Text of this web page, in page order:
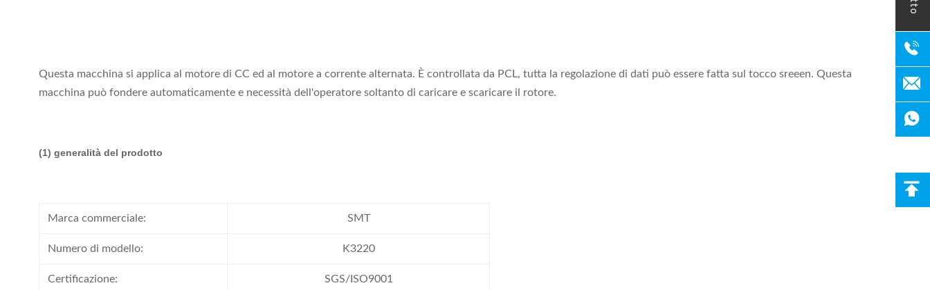
Questa macchina si applica al motore di CC ed al motore a corrente alternata. È controllata da PCL, tutta la regolazione di dati può essere fatta sul tocco sreeen. Questa
macchina può fondere automaticamente e necessità dell'operatore soltanto di caricare e scaricare il rotore.
(1) generalità del prodotto
Marca commerciale: SMT
Numero di modello: K3220
Certificazione: SGS/ISO9001